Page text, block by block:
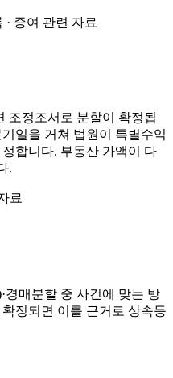
· 증여 관련 자료
조정조서로 분할이 확정됩
일을 거쳐 법원이 특별수익
합니다. 부동산 가액이 다
.
료
경매분할 중 사건에 맞는 방
정되면 이를 근거로 상속등